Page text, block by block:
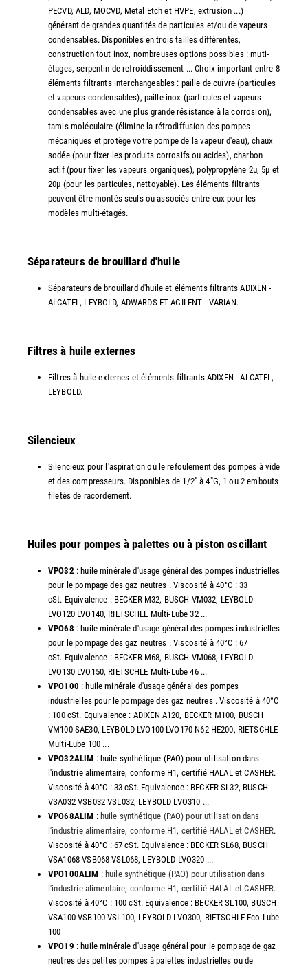
PECVD, ALD, MOCVD, Metal Etch et HVPE, extrusion ...)
générant de grandes quantités de particules et/ou de vapeurs
condensables. Disponibles en trois tailles différentes,
construction tout inox, nombreuses options possibles : muti-
étages, serpentin de refroiddissement ... Choix important entre 8
éléments filtrants interchangeables : paille de cuivre (particules
et vapeurs condensables), paille inox (particules et vapeurs
condensables avec une plus grande résistance à la corrosion),
tamis moléculaire (élimine la rétrodiffusion des pompes
mécaniques et protège votre pompe de la vapeur d'eau), chaux
sodée (pour fixer les produits corrosifs ou acides), charbon
actif (pour fixer les vapeurs organiques), polypropylène 2µ, 5µ et
20µ (pour les particules, nettoyable). Les éléments filtrants
peuvent être montés seuls ou associés entre eux pour les
modèles multi-étagés.
Séparateurs de brouillard d'huile
Séparateurs de brouillard d'huile et éléments filtrants ADIXEN -
ALCATEL, LEYBOLD, ADWARDS ET AGILENT - VARIAN.
Filtres à huile externes
Filtres à huile externes et éléments filtrants ADIXEN - ALCATEL,
LEYBOLD.
Silencieux
Silencieux pour l'aspiration ou le refoulement des pompes à vide
et des compresseurs. Disponibles de 1/2" à 4"G, 1 ou 2 embouts
filetés de racordement.
Huiles pour pompes à palettes ou à piston oscillant
VPO32 : huile minérale d'usage général des pompes industrielles
pour le pompage des gaz neutres . Viscosité à 40°C : 33
cSt. Equivalence : BECKER M32, BUSCH VM032, LEYBOLD
LVO120 LVO140, RIETSCHLE Multi-Lube 32 ...
VPO68 : huile minérale d'usage général des pompes industrielles
pour le pompage des gaz neutres . Viscosité à 40°C : 67
cSt. Equivalence : BECKER M68, BUSCH VM068, LEYBOLD
LVO130 LVO150, RIETSCHLE Multi-Lube 46 ...
VPO100 : huile minérale d'usage général des pompes
industrielles pour le pompage des gaz neutres . Viscosité à 40°C
: 100 cSt. Equivalence : ADIXEN A120, BECKER M100, BUSCH
VM100 SAE30, LEYBOLD LVO100 LVO170 N62 HE200, RIETSCHLE
Multi-Lube 100 ...
VPO32ALIM : huile synthétique (PAO) pour utilisation dans
l'industrie alimentaire, conforme H1, certifié HALAL et CASHER.
Viscosité à 40°C : 33 cSt. Equivalence : BECKER SL32, BUSCH
VSA032 VSB032 VSL032, LEYBOLD LVO310 ...
VPO68ALIM : huile synthétique (PAO) pour utilisation dans
l'industrie alimentaire, conforme H1, certifié HALAL et CASHER.
Viscosité à 40°C : 67 cSt. Equivalence : BECKER SL68, BUSCH
VSA1068 VSB068 VSL068, LEYBOLD LVO320 ...
VPO100ALIM : huile synthétique (PAO) pour utilisation dans
l'industrie alimentaire, conforme H1, certifié HALAL et CASHER.
Viscosité à 40°C : 100 cSt. Equivalence : BECKER SL100, BUSCH
VSA100 VSB100 VSL100, LEYBOLD LVO300, RIETSCHLE Eco-Lube
100
VPO19 : huile minérale d'usage général pour le pompage de gaz
neutres des petites pompes à palettes industrielles ou de